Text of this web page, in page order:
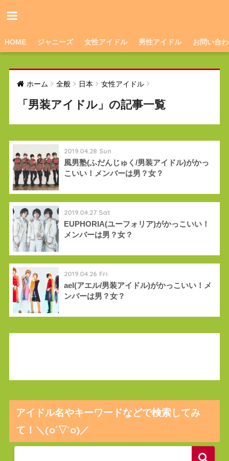
HOME ジャニーズ 女性アイドル 男性アイドル お問い合
ホーム 全般 日本 女性アイドル
「男装アイドル」の記事一覧
2019.04.28 Sun
風男塾(ふだんじゅく/男装アイドル)がかっ
こいい！メンバーは男？女？
2019.04.27 Sat
EUPHORIA(ユーフォリア)がかっこいい！
メンバーは男？女？
2019.04.26 Fri
ael(アエル/男装アイドル)がかっこいい！メ
ンバーは男？女？
アイドル名やキーワードなどで検索してみ
て！＼(o´▽`o)／